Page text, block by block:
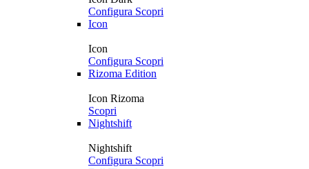
Configura Scopri
Icon
Icon
Configura Scopri
Rizoma Edition
Icon Rizoma
Scopri
Nightshift
Nightshift
Configura Scopri